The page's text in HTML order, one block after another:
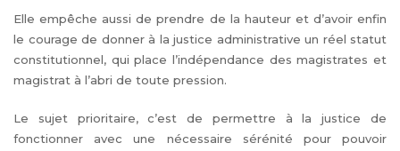
Elle empêche aussi de prendre de la hauteur et d’avoir enfin
le courage de donner à la justice administrative un réel statut
constitutionnel, qui place l’indépendance des magistrates et
magistrat à l’abri de toute pression.
Le sujet prioritaire, c’est de permettre à la justice de
fonctionner avec une nécessaire sérénité pour pouvoir